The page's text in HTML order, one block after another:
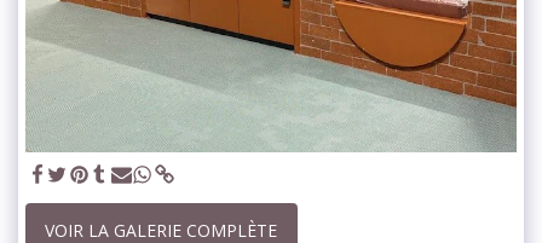
VOIR LA GALERIE COMPLÈTE